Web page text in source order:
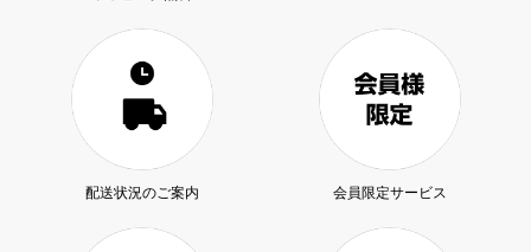
配送状況のご案内 会員限定サービス